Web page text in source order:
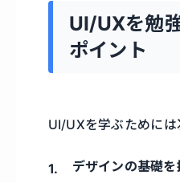
UI/UXを勉
ポイント
UI/UXを学ぶためには
デザインの基礎を